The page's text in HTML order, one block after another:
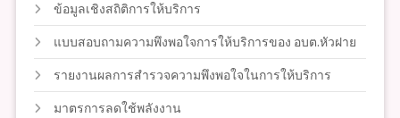
ข้อมูลเชิงสถิติการให้บริการ
แบบสอบถามความพึงพอใจการให้บริการของ อบต.หัวฝาย
รายงานผลการสำรวจความพึงพอใจในการให้บริการ
มาตรการลดใช้พลังงาน